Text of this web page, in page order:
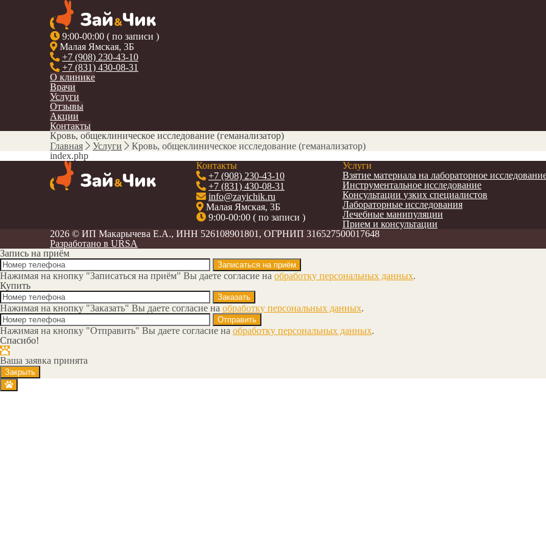
9:00-00:00 ( по записи )
Малая Ямская, 3Б
+7 (908) 230-43-10
+7 (831) 430-08-31
О клинике
Врачи
Услуги
Отзывы
Акции
Контакты
Кровь, общеклиническое исследование (геманализатор)
Главная
Услуги
Кровь, общеклиническое исследование (геманализатор)
index.php
Контакты
+7 (908) 230-43-10
+7 (831) 430-08-31
info@zayichik.ru
Малая Ямская, 3Б
9:00-00:00 ( по записи )
Услуги
Взятие материала на лабораторное
Инструментальное исследование
Консультации узких специалистов
Лабораторные исследования
Лечебные манипуляции
Прием и консультации
2026 © ИП Макарычева Е.А., ИНН 526108901801, ОГРНИП 316527500017648
Разработано в URSA
Запись на приём
Нажимая на кнопку "Записаться на приём" Вы даете согласие на обработку персональных данных.
Купить
Нажимая на кнопку "Заказать" Вы даете согласие на обработку персональных данных.
Нажимая на кнопку "Отправить" Вы даете согласие на обработку персональных данных.
Спасибо!
Ваша заявка принята
Закрыть